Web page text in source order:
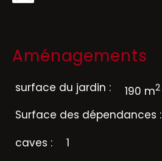
Aménagements
surface du jardin : 190 m2
Surface des dépendances :
caves :
1